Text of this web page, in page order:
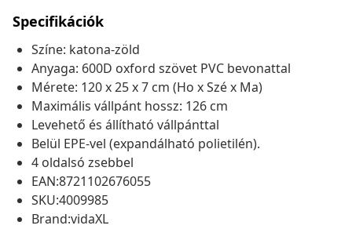
Specifikációk
Színe: katona-zöld
Anyaga: 600D oxford szövet PVC bevonattal
Mérete: 120 x 25 x 7 cm (Ho x Szé x Ma)
Maximális vállpánt hossz: 126 cm
Levehető és állítható vállpánttal
Belül EPE-vel (expandálható polietilén).
4 oldalsó zsebbel
EAN:8721102676055
SKU:4009985
Brand:vidaXL